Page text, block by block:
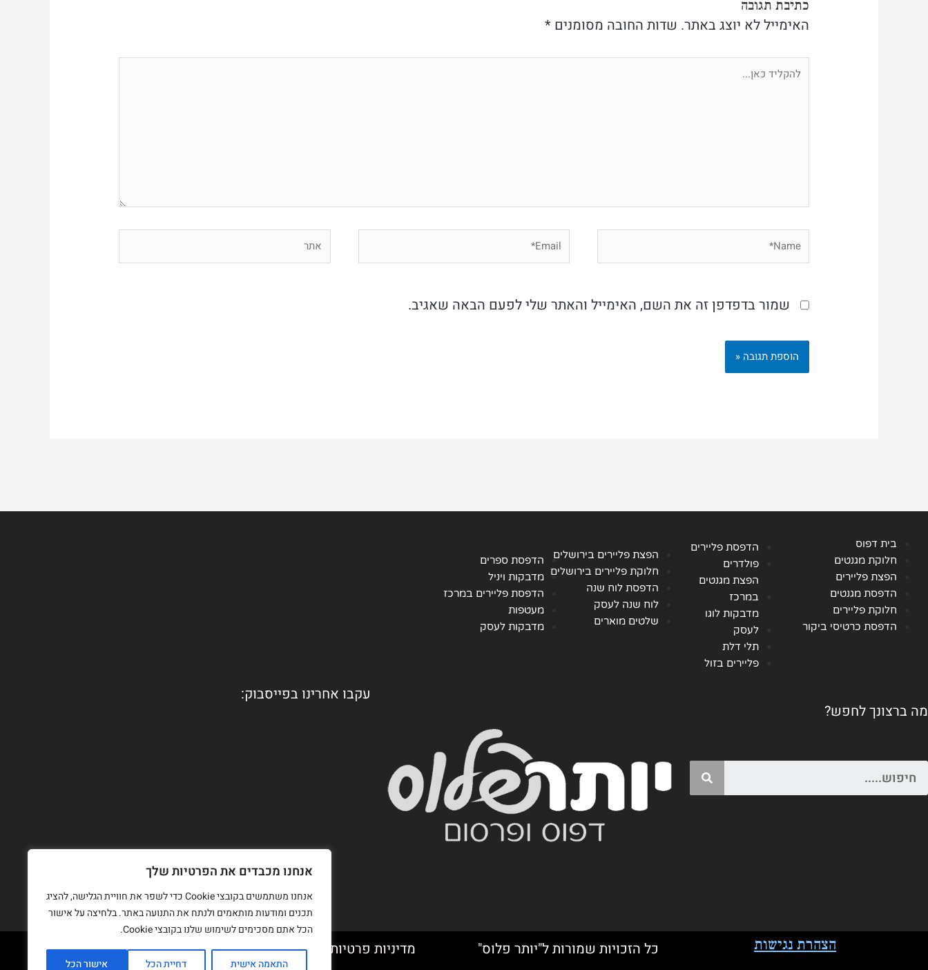
אנחנו מכבדים את הפרטיות שלך
אנחנו משתמשים בקובצי Cookie כדי לשפר את חוויית הגלישה, להציג
תכנים ומודעות מותאמים ולנתח את התנועה באתר. בלחיצה על אישור
הכל אתם מסכימים לשימוש שלנו בקובצי Cookie.
התאמה אישית דחיית הכל אישור הכל
כתיבת תגובה
האימייל לא יוצג באתר. שדות החובה מסומנים*
כאן...
Name*
Email* אתר
שמור בדפדפן זה את השם, האימייל והאתר שלי לפעם הבאה שאגיב.
בית דפוס
חלוקת מגנטים
הפצת פליירים
הדפסת מגנטים
חלוקת פליירים
הדפסת כרטיסי ביקור
הדפסת פליירים
פולדרים
הפצת מגנטים
במרכז
מדבקות לוגו
לעסק
תלי דלת
פליירים בזול
מה ברצונך לחפש?
Search
הפצת פליירים בירושלים
חלוקת פליירים בירושלים
הדפסת לוח שנה
לוח שנה לעסק
שלטים מוארים
הדפסת ספרים
מדבקות ויניל
הדפסת פליירים במרכז
מעטפות
מדבקות לעסק
עקבו אחרינו בפייסבוק:
הצהרת נגישות כל הזכויות שמורות ל"יותר פלוס" מדיניות פרטיות